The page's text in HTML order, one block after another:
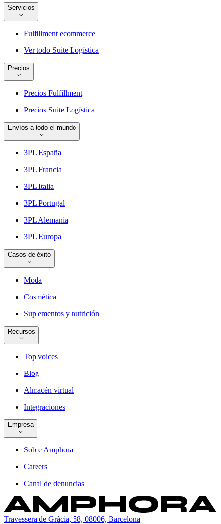
Servicios
Fulfillment ecommerce
Ver todo Suite Logística
Precios
Precios Fulfillment
Precios Suite Logística
Envíos a todo el mundo
3PL España
3PL Francia
3PL Italia
3PL Portugal
3PL Alemania
3PL Europa
Casos de éxito
Moda
Cosmética
Suplementos y nutrición
Recursos
Top voices
Blog
Almacén virtual
Integraciones
Empresa
Sobre Amphora
Careers
Canal de denuncias
Travessera de Gràcia, 58, 08006, Barcelona